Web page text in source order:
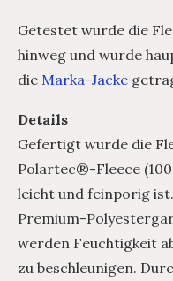
Getestet wurde die
hinweg und wurde
die Marka-Jacke
Details
Gefertigt wurde die
Polartec®-Fleece
leicht und feinporig
Premium-
werden Feuchtigkeit
zu beschleunigen.